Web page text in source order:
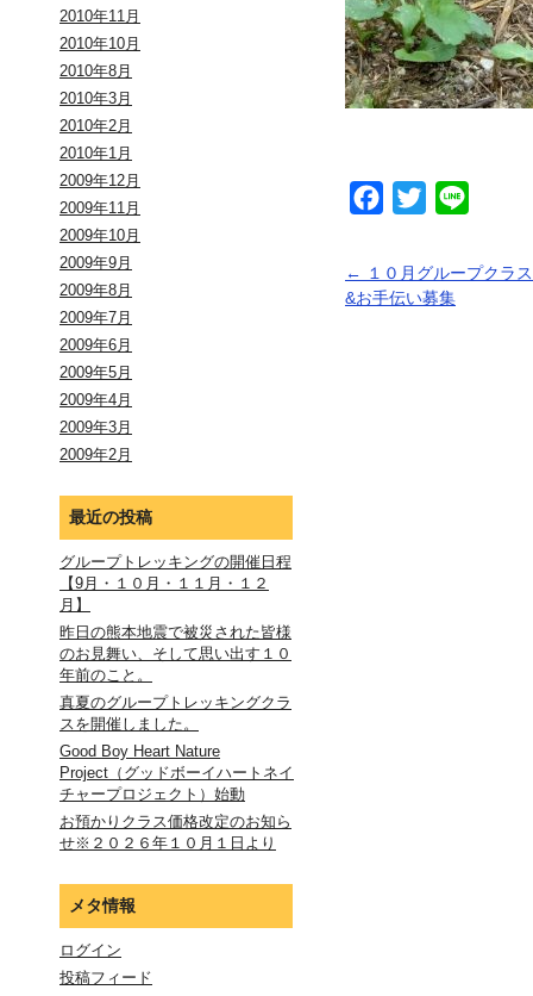
2010年11月
2010年10月
2010年8月
2010年3月
2010年2月
2010年1月
2009年12月
2009年11月
2009年10月
2009年9月
2009年8月
2009年7月
2009年6月
2009年5月
2009年4月
2009年3月
2009年2月
最近の投稿
グループトレッキングの開催日程
【9月・１０月・１１月・１２
月】
昨日の熊本地震で被災された皆様
のお見舞い、そして思い出す１０
年前のこと。
真夏のグループトレッキングクラ
スを開催しました。
Good Boy Heart Nature
Project（グッドボーイハートネイ
チャープロジェクト）始動
お預かりクラス価格改定のお知ら
せ※２０２６年１０月１日より
メタ情報
ログイン
投稿フィード
Facebook
Twitter
← １０月グループクラ
&お手伝い募集